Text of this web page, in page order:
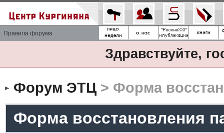
Правила форума
Здравствуйте,
Форум ЭТЦ> Форма
Форма восстановления